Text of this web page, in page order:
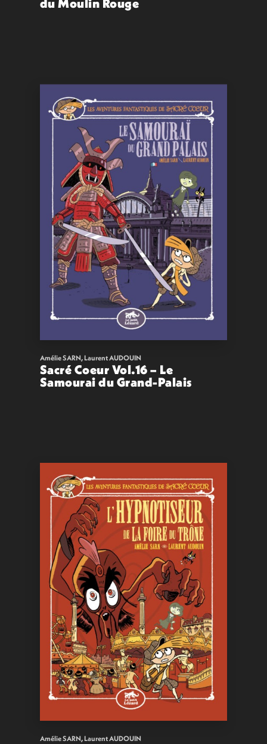
du Moulin Rouge
Amélie SARN,Laurent AUDOUIN
Sacré Coeur Vol.16 – Le
Samourai du Grand-Palais
Amélie SARN,Laurent AUDOUIN